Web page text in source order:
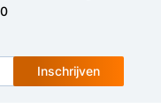
Inschrijven